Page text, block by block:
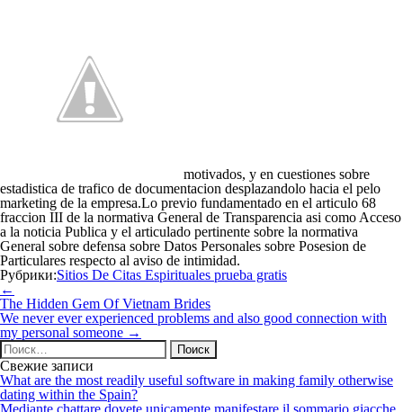
motivados, y en cuestiones sobre
estadistica de trafico de documentacion desplazandolo hacia el pelo
marketing de la empresa.Lo previo fundamentado en el articulo 68
fraccion III de la normativa General de Transparencia asi­ como Acceso
a la noticia Publica y el articulado pertinente sobre la normativa
General sobre defensa sobre Datos Personales sobre Posesion de
Particulares respecto al aviso de intimidad.
Рубрики:Sitios De Citas Espirituales prueba gratis
Навигация
по
записям
←
The Hidden Gem Of Vietnam Brides
We never ever experienced problems and also good connection with
my personal someone →
Найти:
Свежие записи
What are the most readily useful software in making family otherwise
dating within the Spain?
Mediante chattare dovete unicamente manifestare il sommario giacche